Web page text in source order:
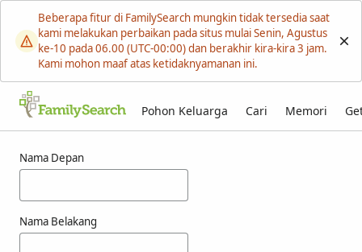
Beberapa fitur di FamilySearch mungkin tidak tersedia saat
kami melakukan perbaikan pada situs mulai Senin, Agustus
ke-10 pada 06.00 (UTC-00:00) dan berakhir kira-kira 3 jam.
Kami mohon maaf atas ketidaknyamanan ini.
Pohon Keluarga Cari Memori
Nama Depan
Nama Belakang